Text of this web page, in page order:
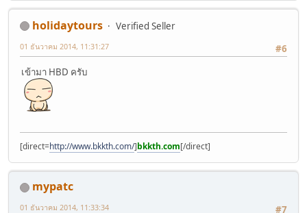
holidaytours
Verified Seller
#6
01 ธันวาคม 2014, 11:31:27
เข้ามา HBD ครับ
[direct=http://www.bkkth.com/]bkkth.com[/direct]
mypatc
#7
01 ธันวาคม 2014, 11:33:34